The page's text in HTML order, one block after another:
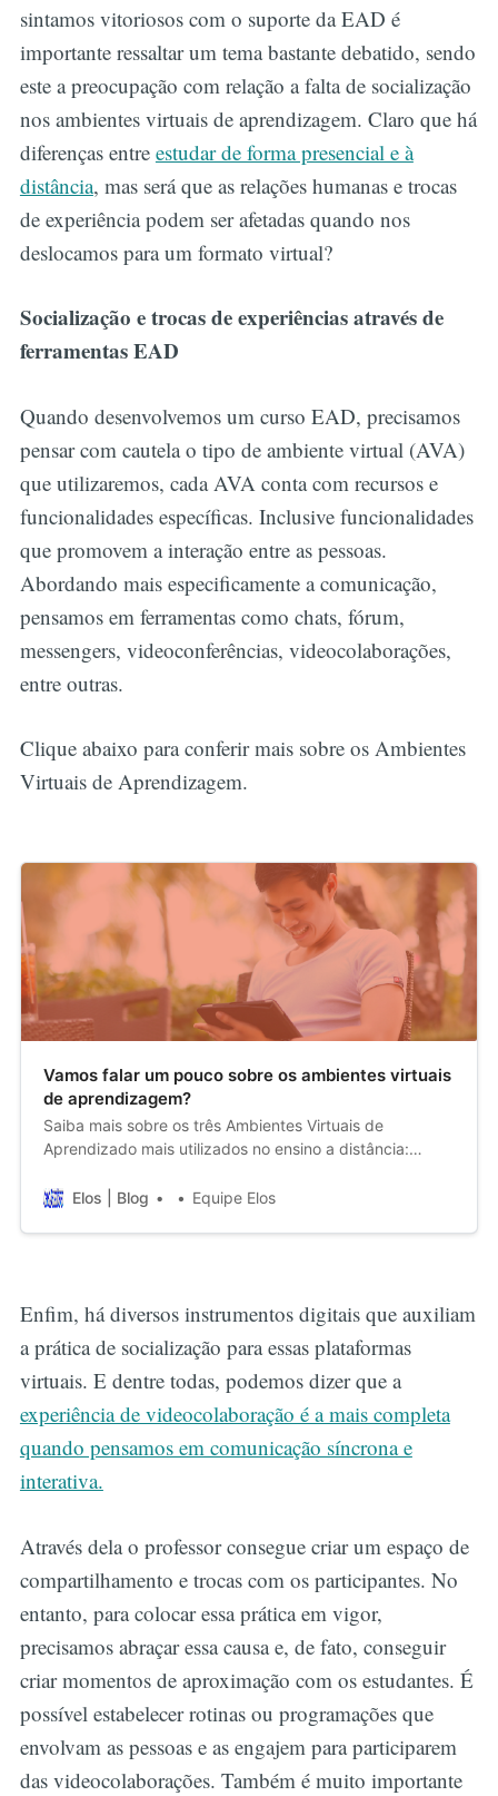
sintamos vitoriosos com o suporte da EAD é
importante ressaltar um tema bastante debatido, sendo
este a preocupação com relação a falta de socialização
nos ambientes virtuais de aprendizagem. Claro que há
diferenças entre estudar de forma presencial e à
distância, mas será que as relações humanas e trocas
de experiência podem ser afetadas quando nos
deslocamos para um formato virtual?
Socialização e trocas de experiências através de
ferramentas EAD
Quando desenvolvemos um curso EAD, precisamos
pensar com cautela o tipo de ambiente virtual (AVA)
que utilizaremos, cada AVA conta com recursos e
funcionalidades específicas. Inclusive funcionalidades
que promovem a interação entre as pessoas.
Abordando mais especificamente a comunicação,
pensamos em ferramentas como chats, fórum,
messengers, videoconferências, videocolaborações,
entre outras.
Clique abaixo para conferir mais sobre os Ambientes
Virtuais de Aprendizagem.
Vamos falar um pouco sobre os ambientes virtuais
de aprendizagem?
Saiba mais sobre os três Ambientes Virtuais de
Aprendizado mais utilizados no ensino a distância:
Elos | Blog
Equipe Elos
Enfim, há diversos instrumentos digitais que auxiliam
a prática de socialização para essas plataformas
virtuais. E dentre todas, podemos dizer que a
experiência de videocolaboração é a mais completa
quando pensamos em comunicação síncrona e
interativa.
Através dela o professor consegue criar um espaço de
compartilhamento e trocas com os participantes. No
entanto, para colocar essa prática em vigor,
precisamos abraçar essa causa e, de fato, conseguir
criar momentos de aproximação com os estudantes. É
possível estabelecer rotinas ou programações que
envolvam as pessoas e as engajem para participarem
das videocolaborações. Também é muito importante